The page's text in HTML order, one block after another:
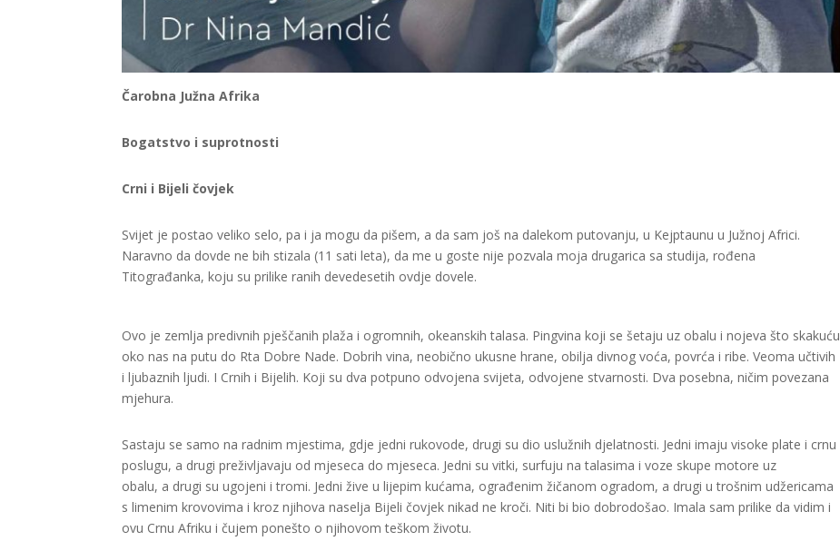
Čarobna Južna Afrika
Bogatstvo i suprotnosti
Crni i Bijeli čovjek
Svijet je postao veliko selo, pa i ja mogu da pišem, a da sam još na dalekom putovanju, u Kejptaunu u Južnoj Africi.
Naravno da dovde ne bih stizala (11 sati leta), da me u goste nije pozvala moja drugarica sa studija, rođena
Titograđanka, koju su prilike ranih devedesetih ovdje dovele.
Ovo je zemlja predivnih pješčanih plaža i ogromnih, okeanskih talasa. Pingvina koji se šetaju uz obalu i nojeva što skakuću
oko nas na putu do Rta Dobre Nade. Dobrih vina, neobično ukusne hrane, obilja divnog voća, povrća i ribe. Veoma učtivih
i ljubaznih ljudi. I Crnih i Bijelih. Koji su dva potpuno odvojena svijeta, odvojene stvarnosti. Dva posebna, ničim povezana
mjehura.
Sastaju se samo na radnim mjestima, gdje jedni rukovode, drugi su dio uslužnih djelatnosti. Jedni imaju visoke plate i crnu
poslugu, a drugi preživljavaju od mjeseca do mjeseca. Jedni su vitki, surfuju na talasima i voze skupe motore uz
obalu, a drugi su ugojeni i tromi. Jedni žive u lijepim kućama, ograđenim žičanom ogradom, a drugi u trošnim udžericama
s limenim krovovima i kroz njihova naselja Bijeli čovjek nikad ne kroči. Niti bi bio dobrodošao. Imala sam prilike da vidim i
ovu Crnu Afriku i čujem ponešto o njihovom teškom životu.